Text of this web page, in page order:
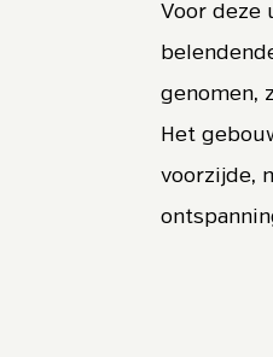
Voor deze
genomen,
Het
voorzijde,